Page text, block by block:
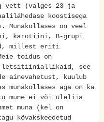
vett (valges 23 ja
koostisega
Munakollases on veel
karotiini, B-grupi
millest eriti
toidus on
letsitiiniallikaid, see
ainevahetust, kuulub
munakollases aga on ka
mune ei või üleliia
muna (kel on
kõvakskeedetud